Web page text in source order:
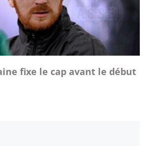
fixe le cap avant le début